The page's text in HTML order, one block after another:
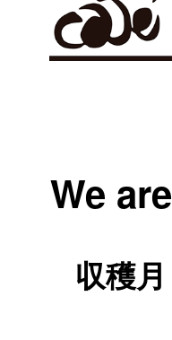
We are
収穫月